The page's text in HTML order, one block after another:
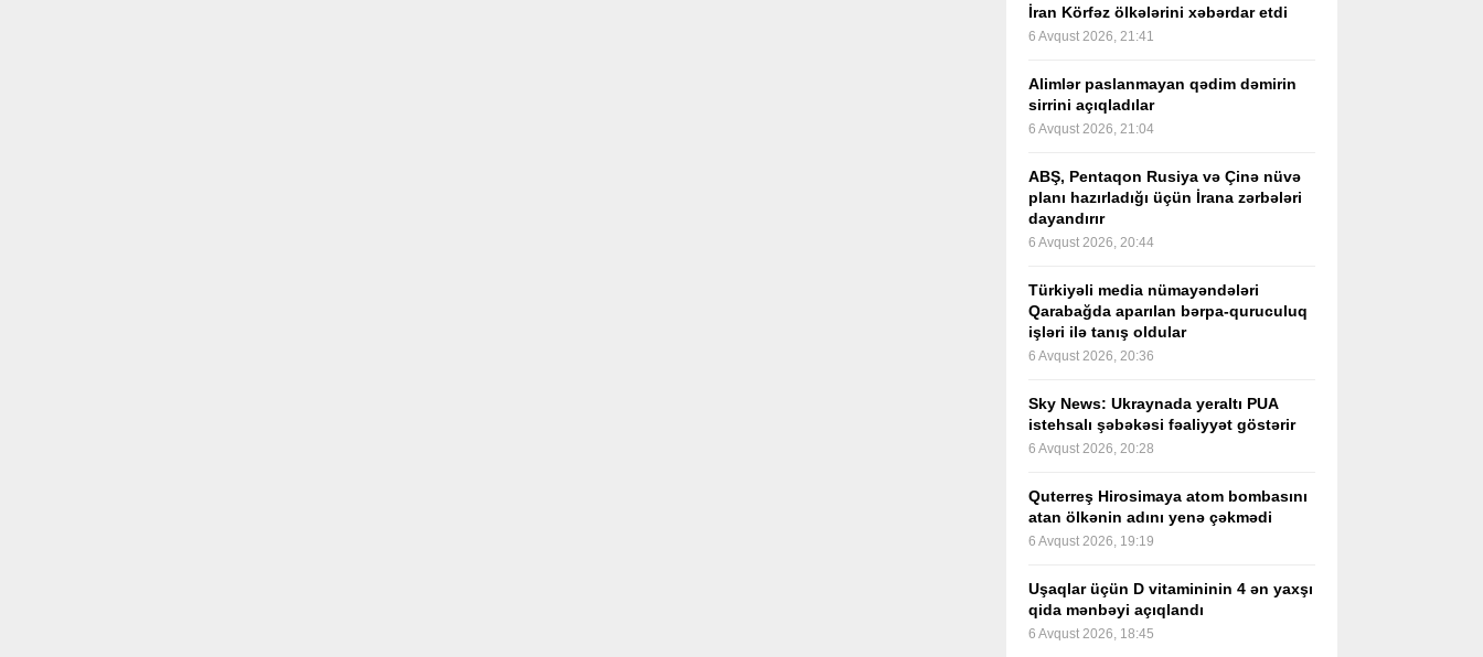
İran Körfəz ölkələrini xəbərdar etdi
6 Avqust 2026, 21:41
Alimlər paslanmayan qədim dəmirin
sirrini açıqladılar
6 Avqust 2026, 21:04
ABŞ, Pentaqon Rusiya və Çinə nüvə
planı hazırladığı üçün İrana zərbələri
dayandırır
6 Avqust 2026, 20:44
Türkiyəli media nümayəndələri
Qarabağda aparılan bərpa-quruculuq
işləri ilə tanış oldular
6 Avqust 2026, 20:36
Sky News: Ukraynada yeraltı PUA
istehsalı şəbəkəsi fəaliyyət göstərir
6 Avqust 2026, 20:28
Quterreş Hirosimaya atom bombasını
atan ölkənin adını yenə çəkmədi
6 Avqust 2026, 19:19
Uşaqlar üçün D vitamininin 4 ən yaxşı
qida mənbəyi açıqlandı
6 Avqust 2026, 18:45